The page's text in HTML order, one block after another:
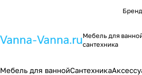
Мебель для
сантехника
Мебель для ваннойСантехника